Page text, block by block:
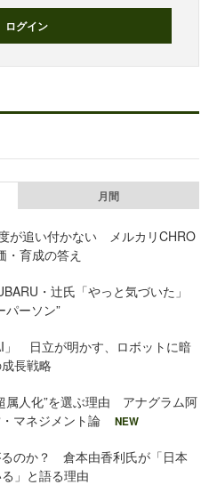
ログイン
月間
が追い付かない メルカリCHRO
・育成の答え
・辻氏「やっと気づいた」
パーソン”
」 日立が明かす、ロボットに暗
長戦略
属人化”を選ぶ理由 アナグラム阿
マネジメント論
NEW
のか？ 倉本由香利氏が「日本
」と語る理由